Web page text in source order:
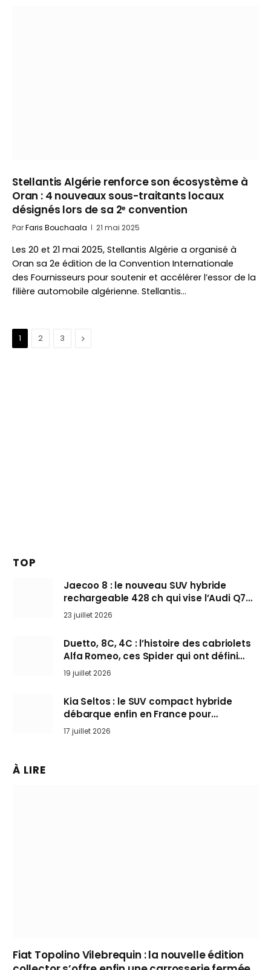
Stellantis Algérie renforce son écosystème à
Oran : 4 nouveaux sous-traitants locaux
désignés lors de sa 2ᵉ convention
ParFaris Bouchaala 21 mai 2025
Les 20 et 21 mai 2025, Stellantis Algérie a organisé à
Oran sa 2e édition de la Convention Internationale
des Fournisseurs pour soutenir et accélérer l’essor de la
filière automobile algérienne. Stellantis…
1 2 3 Suivant
TOP
Jaecoo 8 : le nouveau SUV hybride
rechargeable 428 ch qui vise l’Audi Q7
arrive en Europe cet automne
23 juillet 2026
Duetto, 8C, 4C : l’histoire des cabriolets
Alfa Romeo, ces Spider qui ont défini
l’art de rouler cheveux au vent
19 juillet 2026
Kia Seltos : le SUV compact hybride
débarque enfin en France pour
bousculer les Nissan Qashqai et Toyota
Yaris Cross
17 juillet 2026
À LIRE
Fiat Topolino Vilebrequin : la nouvelle édition